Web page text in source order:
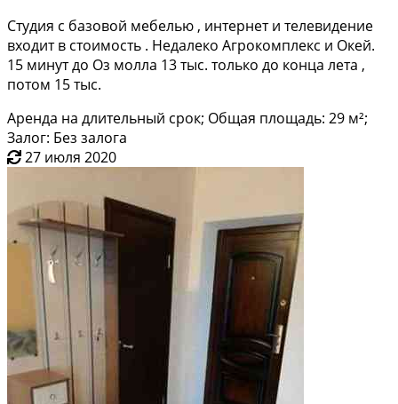
Студия с базовой мебелью , интернет и телевидение
входит в стоимость . Недалеко Агрокомплекс и Окей.
15 минут до Оз молла 13 тыс. только до конца лета ,
потом 15 тыс.
Аренда на длительный срок; Общая площадь: 29 м²;
Залог: Без залога
27 июля 2020